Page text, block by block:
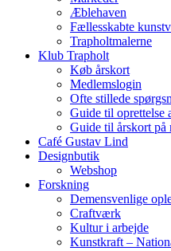
Æblehaven
Fællesskabte
Trapholtmalerne
Klub Trapholt
Køb årskort
Medlemslogin
Ofte stillede
Guide til oprettelse
Guide til årskort på
Café Gustav Lind
Designbutik
Webshop
Forskning
Demensvenlige
Craftværk
Kultur i arbejde
Kunstkraft –